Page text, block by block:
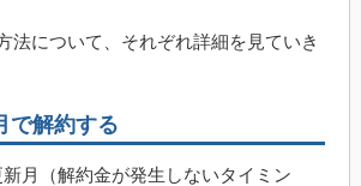
法について、それぞれ詳細を見ていき
で解約する
月（解約金が発生しないタイミン